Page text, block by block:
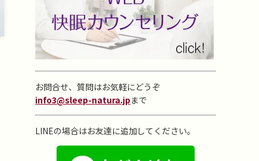
お問合せ、質問はお気軽にどうぞ
info3@sleep-natura.jpまで
LINEの場合はお友達に追加してください。